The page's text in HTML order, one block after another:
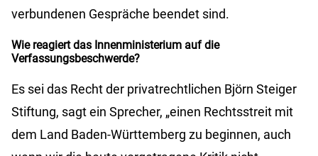
verbundenen Gespräche beendet sind.
Wie reagiert das Innenministerium auf die
Verfassungsbeschwerde?
Es sei das Recht der privatrechtlichen Björn Steiger
Stiftung, sagt ein Sprecher, „einen Rechtsstreit mit
dem Land Baden-Württemberg zu beginnen, auch